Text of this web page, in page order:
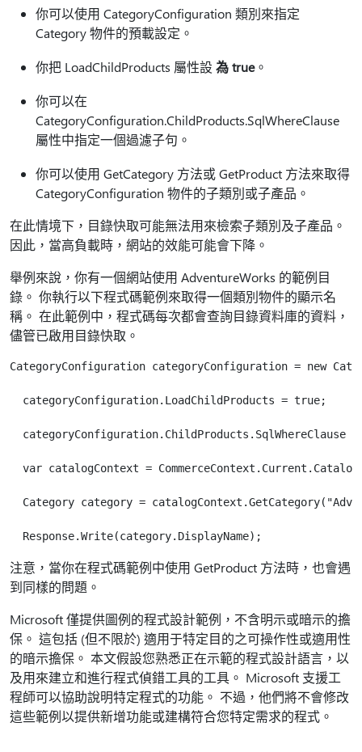
你可以使用 CategoryConfiguration 類別來指定
Category 物件的預載設定。
你把 LoadChildProducts 屬性設 為 true。
你可以在
CategoryConfiguration.ChildProducts.SqlWhereClause
屬性中指定一個過濾子句。
你可以使用 GetCategory 方法或 GetProduct 方法來取得
CategoryConfiguration 物件的子類別或子產品。
在此情境下，目錄快取可能無法用來檢索子類別及子產品。
因此，當高負載時，網站的效能可能會下降。
舉例來說，你有一個網站使用 AdventureWorks 的範例目
錄。 你執行以下程式碼範例來取得一個類別物件的顯示名
稱。 在此範例中，程式碼每次都會查詢目錄資料庫的資料，
儘管已啟用目錄快取。
CategoryConfiguration categoryConfiguration = new
  categoryConfiguration.LoadChildProducts = true;
categoryConfiguration.ChildProducts.SqlWhereClause
var catalogContext =
Category category =
注意，當你在程式碼範例中使用 GetProduct 方法時，也會遇
到同樣的問題。
Microsoft 僅提供圖例的程式設計範例，不含明示或暗示的擔
保。 這包括 (但不限於) 適用于特定目的之可操作性或適用性
的暗示擔保。 本文假設您熟悉正在示範的程式設計語言，以
及用來建立和進行程式偵錯工具的工具。 Microsoft 支援工
程師可以協助說明特定程式的功能。 不過，他們將不會修改
這些範例以提供新增功能或建構符合您特定需求的程式。